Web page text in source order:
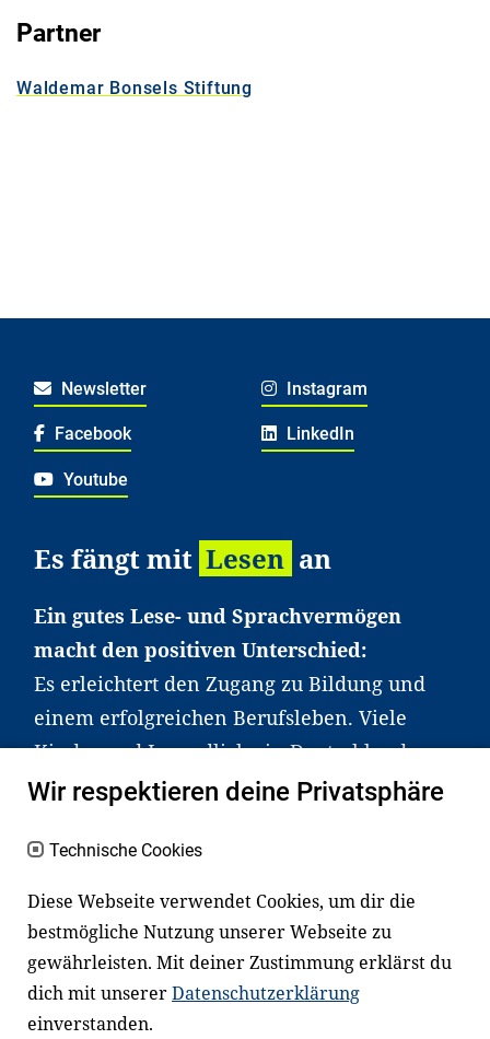
Partner
Waldemar Bonsels Stiftung
Newsletter Instagram
Facebook LinkedIn
Youtube
Es fängt mit Lesen an
Ein gutes Lese- und Sprachvermögen
macht den positiven Unterschied:
Es erleichtert den Zugang zu Bildung und
einem erfolgreichen Berufsleben. Viele
Kinder und Jugendliche in Deutschland
haben aber große Schwierigkeiten dabei.
an Familien sowie an Erzieher*innen,
Fachexpert*innen. Dafür arbeiten wir eng
mit Ministerien, wissenschaftlichen
Einrichtungen, Verbänden, Unternehmen
und anderen Stiftungen zusammen.
Wir respektieren deine Privatsphäre
Technische Cookies
Diese Webseite verwendet Cookies, um dir die
bestmögliche Nutzung unserer Webseite zu
gewährleisten. Mit deiner Zustimmung erklärst du
dich mit unsererDatenschutzerklärung
einverstanden.